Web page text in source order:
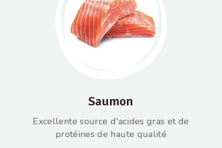
Saumon
Excellente source d'acides gras et de
protéines de haute qualité